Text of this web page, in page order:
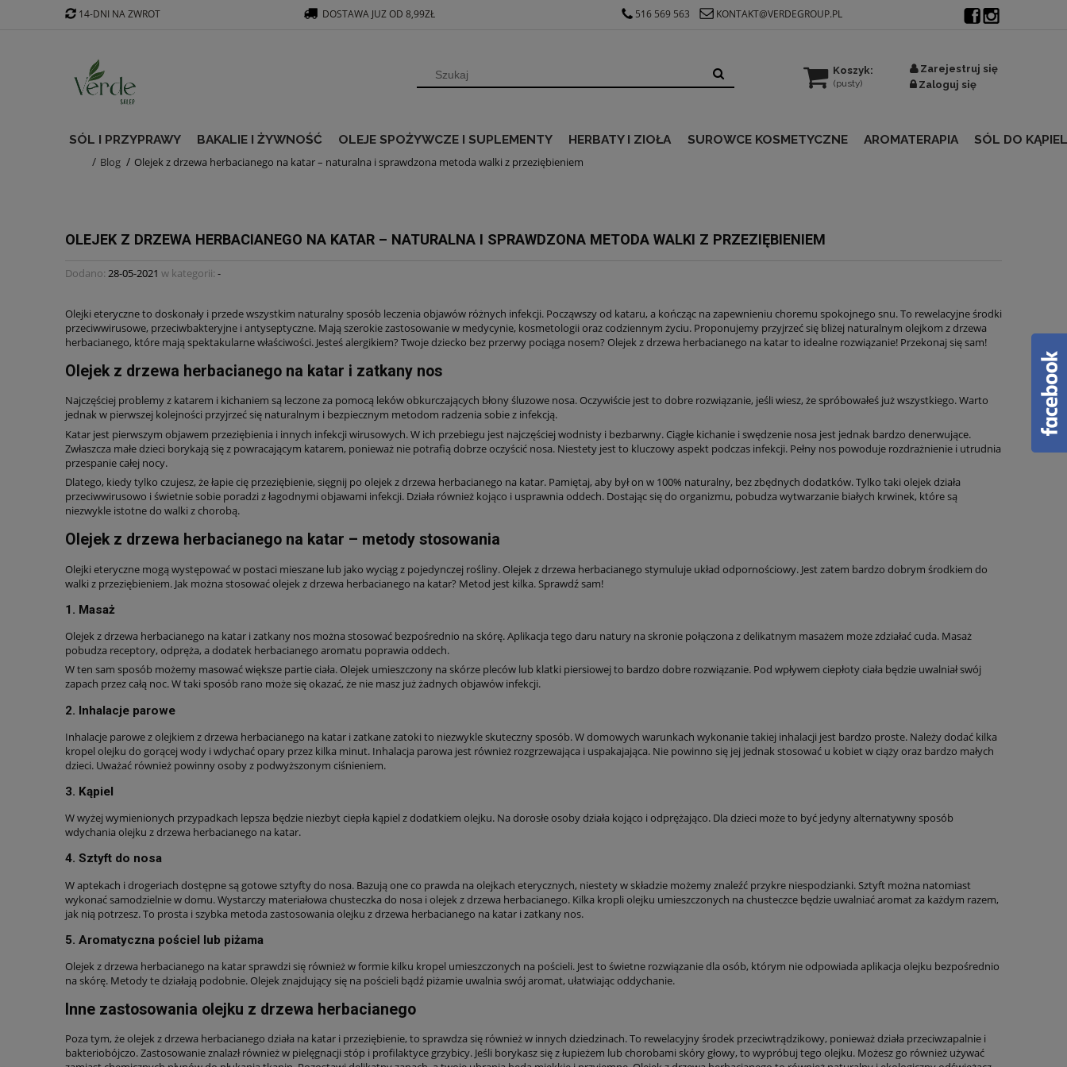
Zarejestruj się
Zaloguj się
Koszyk:
(pusty)
SÓL I PRZYPRAWY BAKALIE I ŻYWNOŚĆ OLEJE SPOŻYWCZE I SUPLEMENTY HERBATY I ZIOŁA SUROWCE KOSMETYCZNE AROMATERAPIA SÓL DO
Blog Olejek z drzewa herbacianego na katar – naturalna i sprawdzona metoda walki z przeziębieniem
14-DNI NA ZWROT DOSTAWA JUZ OD 8,99ZŁ 516 569 563 KONTAKT@VERDEGROUP.PL
OLEJEK Z DRZEWA HERBACIANEGO NA KATAR – NATURALNA I SPRAWDZONA METODA WALKI Z PRZEZIĘBIENIEM
Dodano: 28-05-2021 w kategorii: -
Olejki eteryczne to doskonały i przede wszystkim naturalny sposób leczenia objawów różnych infekcji. Począwszy od kataru, a kończąc na zapewnieniu choremu spokojnego snu. To rewelacyjne środki
przeciwwirusowe, przeciwbakteryjne i antyseptyczne. Mają szerokie zastosowanie w medycynie, kosmetologii oraz codziennym życiu. Proponujemy przyjrzeć się bliżej naturalnym olejkom z drzewa
herbacianego, które mają spektakularne właściwości. Jesteś alergikiem? Twoje dziecko bez przerwy pociąga nosem? Olejek z drzewa herbacianego na katar to idealne rozwiązanie! Przekonaj się sam!
Olejek z drzewa herbacianego na katar i zatkany nos
Najczęściej problemy z katarem i kichaniem są leczone za pomocą leków obkurczających błony śluzowe nosa. Oczywiście jest to dobre rozwiązanie, jeśli wiesz, że spróbowałeś już wszystkiego. Warto
jednak w pierwszej kolejności przyjrzeć się naturalnym i bezpiecznym metodom radzenia sobie z infekcją.
Katar jest pierwszym objawem przeziębienia i innych infekcji wirusowych. W ich przebiegu jest najczęściej wodnisty i bezbarwny. Ciągłe kichanie i swędzenie nosa jest jednak bardzo denerwujące.
Zwłaszcza małe dzieci borykają się z powracającym katarem, ponieważ nie potrafią dobrze oczyścić nosa. Niestety jest to kluczowy aspekt podczas infekcji. Pełny nos powoduje rozdrażnienie i utrudnia
przespanie całej nocy.
Dlatego, kiedy tylko czujesz, że łapie cię przeziębienie, sięgnij po olejek z drzewa herbacianego na katar. Pamiętaj, aby był on w 100% naturalny, bez zbędnych dodatków. Tylko taki olejek działa
przeciwwirusowo i świetnie sobie poradzi z łagodnymi objawami infekcji. Działa również kojąco i usprawnia oddech. Dostając się do organizmu, pobudza wytwarzanie białych krwinek, które są
niezwykle istotne do walki z chorobą.
Olejek z drzewa herbacianego na katar – metody stosowania
Olejki eteryczne mogą występować w postaci mieszane lub jako wyciąg z pojedynczej rośliny. Olejek z drzewa herbacianego stymuluje układ odpornościowy. Jest zatem bardzo dobrym środkiem do
walki z przeziębieniem. Jak można stosować olejek z drzewa herbacianego na katar? Metod jest kilka. Sprawdź sam!
1. Masaż
Olejek z drzewa herbacianego na katar i zatkany nos można stosować bezpośrednio na skórę. Aplikacja tego daru natury na skronie połączona z delikatnym masażem może zdziałać cuda. Masaż
pobudza receptory, odpręża, a dodatek herbacianego aromatu poprawia oddech.
W ten sam sposób możemy masować większe partie ciała. Olejek umieszczony na skórze pleców lub klatki piersiowej to bardzo dobre rozwiązanie. Pod wpływem ciepłoty ciała będzie uwalniał swój
zapach przez całą noc. W taki sposób rano może się okazać, że nie masz już żadnych objawów infekcji.
2. Inhalacje parowe
Inhalacje parowe z olejkiem z drzewa herbacianego na katar i zatkane zatoki to niezwykle skuteczny sposób. W domowych warunkach wykonanie takiej inhalacji jest bardzo proste. Należy dodać kilka
kropel olejku do gorącej wody i wdychać opary przez kilka minut. Inhalacja parowa jest również rozgrzewająca i uspakajająca. Nie powinno się jej jednak stosować u kobiet w ciąży oraz bardzo małych
dzieci. Uważać również powinny osoby z podwyższonym ciśnieniem.
3. Kąpiel
W wyżej wymienionych przypadkach lepsza będzie niezbyt ciepła kąpiel z dodatkiem olejku. Na dorosłe osoby działa kojąco i odprężająco. Dla dzieci może to być jedyny alternatywny sposób
wdychania olejku z drzewa herbacianego na katar.
4. Sztyft do nosa
W aptekach i drogeriach dostępne są gotowe sztyfty do nosa. Bazują one co prawda na olejkach eterycznych, niestety w składzie możemy znaleźć przykre niespodzianki. Sztyft można natomiast
wykonać samodzielnie w domu. Wystarczy materiałowa chusteczka do nosa i olejek z drzewa herbacianego. Kilka kropli olejku umieszczonych na chusteczce będzie uwalniać aromat za każdym razem,
jak nią potrzesz. To prosta i szybka metoda zastosowania olejku z drzewa herbacianego na katar i zatkany nos.
5. Aromatyczna pościel lub piżama
Olejek z drzewa herbacianego na katar sprawdzi się również w formie kilku kropel umieszczonych na pościeli. Jest to świetne rozwiązanie dla osób, którym nie odpowiada aplikacja olejku bezpośrednio
na skórę. Metody te działają podobnie. Olejek znajdujący się na pościeli bądź piżamie uwalnia swój aromat, ułatwiając oddychanie.
Inne zastosowania olejku z drzewa herbacianego
Poza tym, że olejek z drzewa herbacianego działa na katar i przeziębienie, to sprawdza się również w innych dziedzinach. To rewelacyjny środek przeciwtrądzikowy, ponieważ działa przeciwzapalnie i
bakteriobójczo. Zastosowanie znalazł również w pielęgnacji stóp i profilaktyce grzybicy. Jeśli borykasz się z łupieżem lub chorobami skóry głowy, to wypróbuj tego olejku. Możesz go również używać